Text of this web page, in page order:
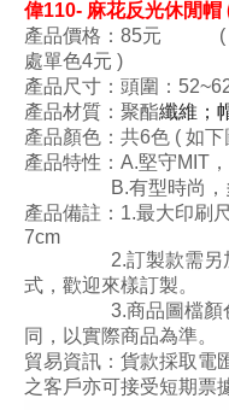
偉110- 麻花反光休閒帽
產品價格：85元 ( 印
處單色4元 )
產品尺寸：頭圍：
產品材質： 聚酯纖維；
產品顏色：共6色 ( 如下
產品特性：A.堅守MIT
B.有型時尚
產品備註：1.最大印刷
7cm
2.訂製款需另
式，歡迎來樣訂製。
3.商品圖檔顏
同 ，以實際商品為準。
貿易資訊：貨款採取電
之客戶亦可接受短期票